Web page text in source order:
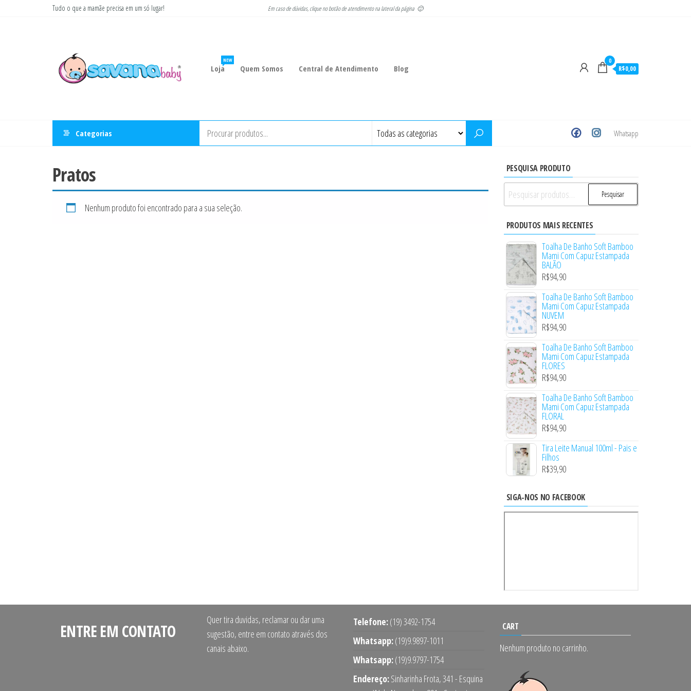
Tudo o que a mamãe precisa em um só lugar! Em caso de dúvidas, clique no botão de atendimento na lateral da página 🙂
Loja
NEW
Quem Somos Central de Atendimento Blog
0
R$0,00
Categorias Whatsapp
Pratos
Nenhum produto foi encontrado para a sua seleção.
PESQUISA PRODUTO
Pesquisar
por:
Pesquisar
PRODUTOS MAIS RECENTES
Toalha De Banho Soft Bamboo
Mami Com Capuz Estampada
BALÃO
R$94,90
Toalha De Banho Soft Bamboo
Mami Com Capuz Estampada
NUVEM
R$94,90
Toalha De Banho Soft Bamboo
Mami Com Capuz Estampada
FLORES
R$94,90
Toalha De Banho Soft Bamboo
Mami Com Capuz Estampada
FLORAL
R$94,90
Tira Leite Manual 100ml - Pais e
Filhos
R$39,90
SIGA-NOS NO FACEBOOK
ENTRE EM CONTATO
Quer tira duvidas, reclamar ou dar uma
sugestão, entre em contato através dos
canais abaixo.
Telefone:(19) 3492-1754
Whatsapp:(19)9.9897-1011
Whatsapp:(19)9.9797-1754
Endereço:Sinharinha Frota, 341 - Esquina
CART
Nenhum produto no carrinho.